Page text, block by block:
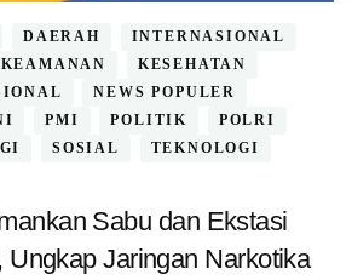
DAERAH
INTERNASIONAL
KEAMANAN
KESEHATAN
NEWS POPULER
PMI POLITIK
POLRI
SOSIAL
TEKNOLOGI
Sabu dan Ekstasi
Ungkap Jaringan Narkotika